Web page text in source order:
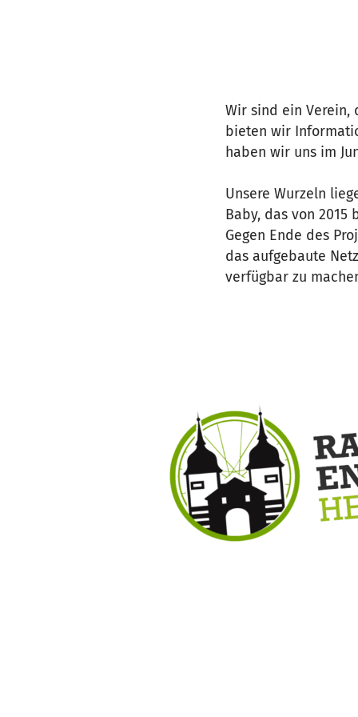
Wir sind ein Verein,
bieten wir
haben wir uns im
Unsere Wurzeln
Baby, das von
Gegen Ende des
das aufgebaute
verfügbar zu